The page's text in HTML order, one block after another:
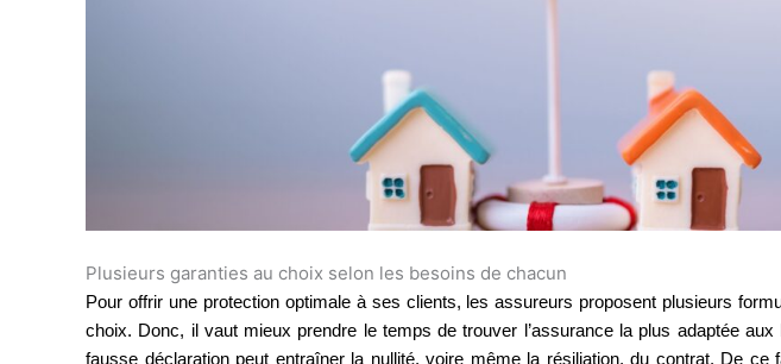
Plusieurs garanties au choix selon les besoins de chacun
Pour offrir une protection optimale à ses clients, les assureurs proposent plusieurs
choix. Donc, il vaut mieux prendre le temps de trouver l’assurance la plus adaptée aux
fausse déclaration peut entraîner la nullité, voire même la résiliation, du contrat. De ce